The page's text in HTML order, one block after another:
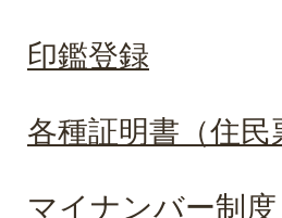
印鑑登録
各種証明書（住民
マイナンバー制度